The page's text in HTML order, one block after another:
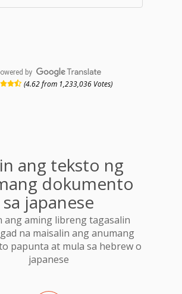
by
(4.62 from 1,233,036 Votes)
ang teksto ng
dokumento
sa japanese
ang aming libreng tagasalin
na maisalin ang anumang
papunta at mula sa hebrew o
japanese